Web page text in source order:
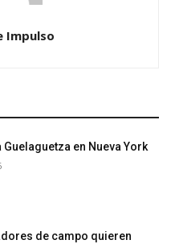
Impulso
Guelaguetza en Nueva York
de campo quieren